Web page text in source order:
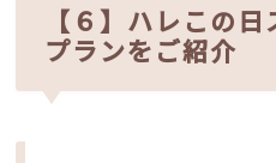
【６】ハレこの
プランをご紹介